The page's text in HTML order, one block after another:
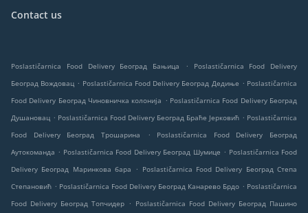
Contact us
Poslastičarnica Food Delivery Београд Бањица .
Poslastičarnica Food Delivery
Београд Вождовац . Poslastičarnica Food Delivery Београд Дедиње . Poslastičarnica
Food Delivery Београд Чиновничка колонија . Poslastičarnica Food Delivery Београд
Душановац . Poslastičarnica Food Delivery Београд Браће Јерковић . Poslastičarnica
Food Delivery Београд Трошарина
.
Poslastičarnica Food Delivery Београд
Аутокоманда . Poslastičarnica Food Delivery Београд Шумице . Poslastičarnica Food
Delivery Београд Маринкова бара
. Poslastičarnica Food Delivery Београд Степа
Степановић . Poslastičarnica Food Delivery Београд Канарево Брдо . Poslastičarnica
Food Delivery Београд Топчидер . Poslastičarnica Food Delivery Београд Пашино